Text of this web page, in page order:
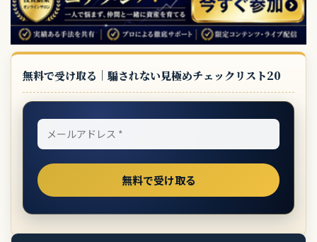
無料で受け取る｜騙されない見極めチェックリスト20